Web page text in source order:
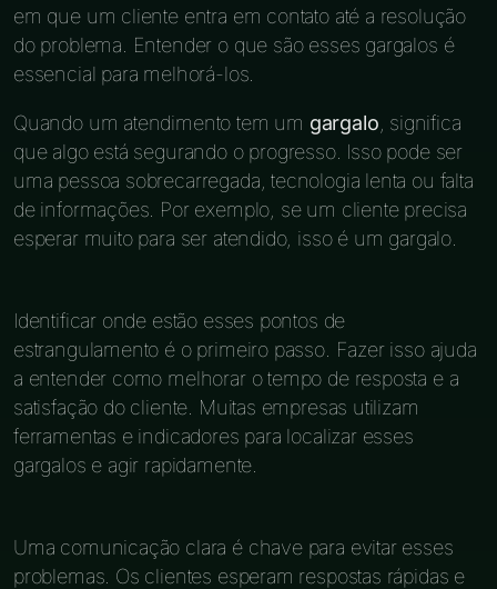
em que um cliente entra em contato até a resolução
do problema. Entender o que são esses gargalos é
essencial para melhorá-los.
Quando um atendimento tem um gargalo , significa
que algo está segurando o progresso. Isso pode ser
uma pessoa sobrecarregada, tecnologia lenta ou falta
de informações. Por exemplo, se um cliente precisa
esperar muito para ser atendido, isso é um gargalo.
Identificar onde estão esses pontos de
estrangulamento é o primeiro passo. Fazer isso ajuda
a entender como melhorar o tempo de resposta e a
satisfação do cliente. Muitas empresas utilizam
ferramentas e indicadores para localizar esses
gargalos e agir rapidamente.
Uma comunicação clara é chave para evitar esses
problemas. Os clientes esperam respostas rápidas e